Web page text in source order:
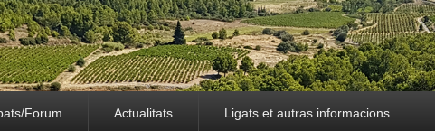
Forum Actualitats Ligats et autras informacions